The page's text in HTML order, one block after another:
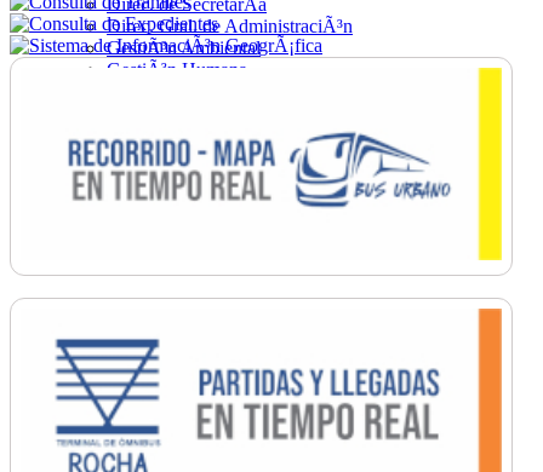
Direc. de SecretarÃ­a
Direc. Gral. de AdministraciÃ³n
GestiÃ³n Ambiental
GestiÃ³n Humana
Ordenamiento
PromociÃ³n Social
Salud
SecretarÃ­a General